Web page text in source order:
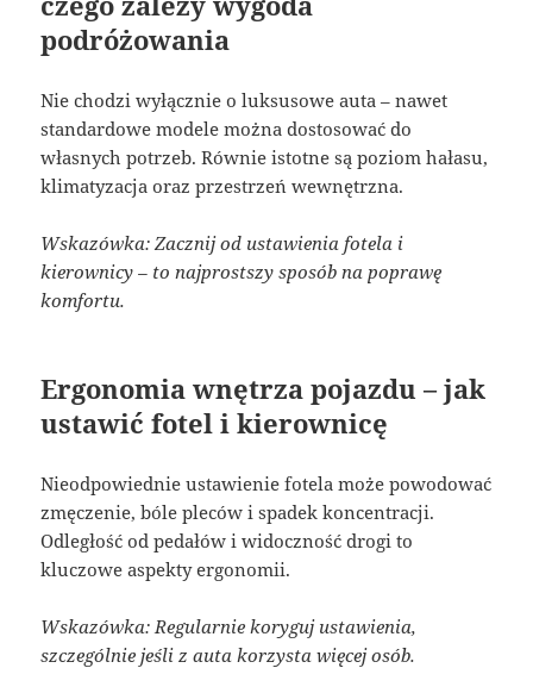
podróżowania
Nie chodzi wyłącznie o luksusowe auta – nawet
standardowe modele można dostosować do
własnych potrzeb. Równie istotne są poziom hałasu,
klimatyzacja oraz przestrzeń wewnętrzna.
Wskazówka: Zacznij od ustawienia fotela i
kierownicy – to najprostszy sposób na poprawę
komfortu.
Ergonomia wnętrza pojazdu – jak
ustawić fotel i kierownicę
Nieodpowiednie ustawienie fotela może powodować
zmęczenie, bóle pleców i spadek koncentracji.
Odległość od pedałów i widoczność drogi to
kluczowe aspekty ergonomii.
Wskazówka: Regularnie koryguj ustawienia,
szczególnie jeśli z auta korzysta więcej osób.